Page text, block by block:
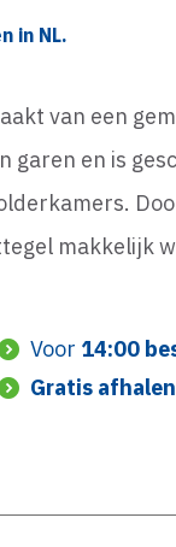
in NL.
van een
garen en is
makkelijk
Voor 14:00
Gratis afhalen